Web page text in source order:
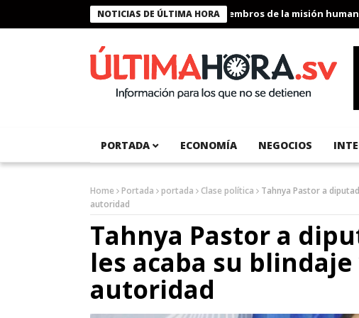
NOTICIAS DE ÚLTIMA HORA
Presidente Bukele condecora a miembros de la misión
PORTADA ECONOMÍA NEGOCIOS
Home Portada portada Clase política
Tahnya Pastor a
autoridad
Tahnya Pastor a
les acaba su
autoridad